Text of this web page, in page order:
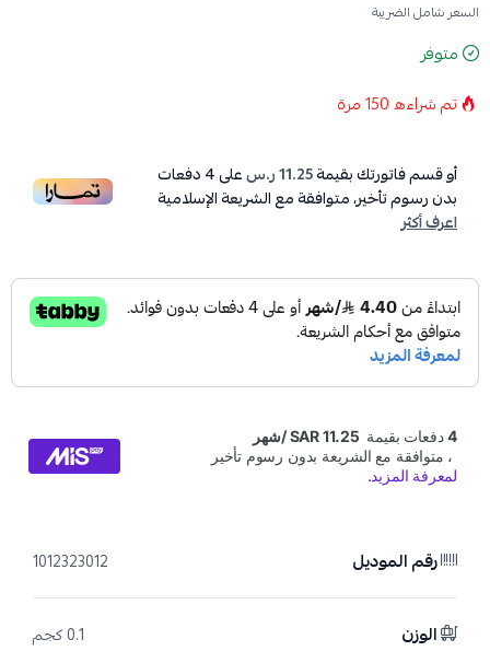
السعر شامل الضريبة
متوفر
تم شراءه150مرة
أو قسم فاتورتك بقيمة11.25 ر.س على4دفعات
بدون رسوم تأخير، متوافقة مع الشريعة الإسلامية
اعرف أكثر
رقم الموديل 1012323012
الوزن 0.1 كجم